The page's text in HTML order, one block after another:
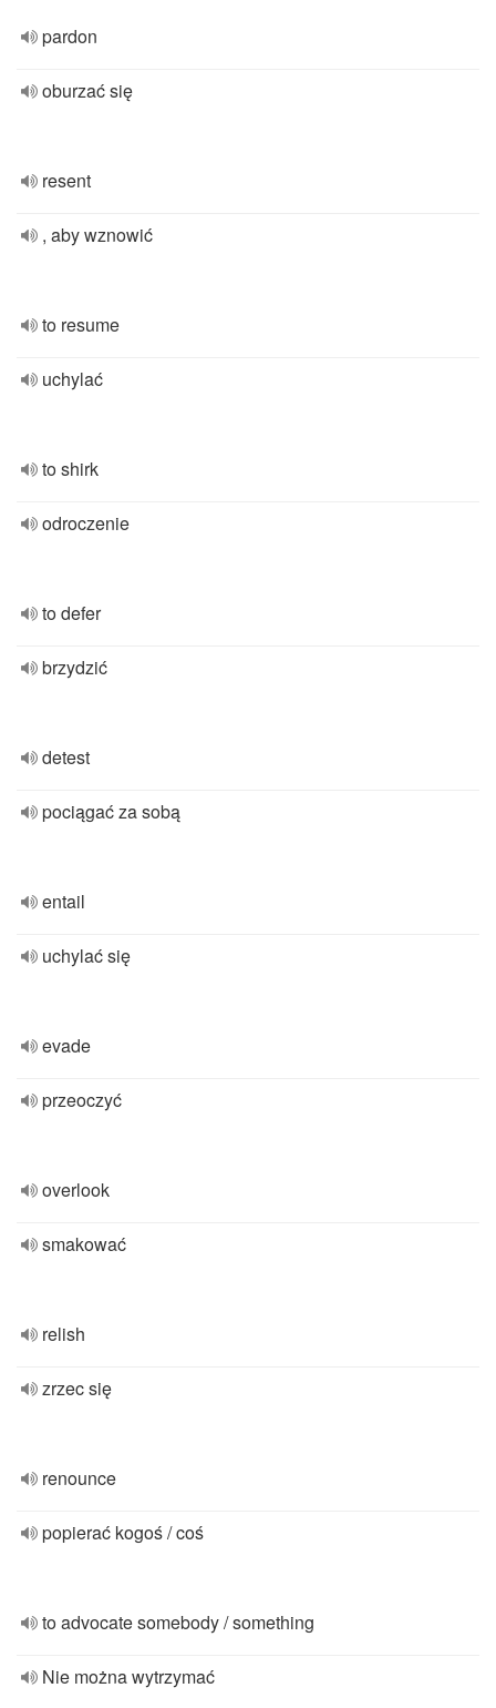
pardon
oburzać się
resent
, aby wznowić
to resume
uchylać
to shirk
odroczenie
to defer
brzydzić
detest
pociągać za sobą
entail
uchylać się
evade
przeoczyć
overlook
smakować
relish
zrzec się
renounce
popierać kogoś / coś
to advocate somebody / something
Nie można wytrzymać